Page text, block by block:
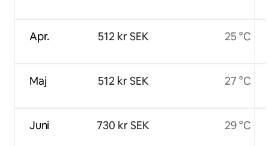
Apr.
Maj
Juni
512 kr SEK
512 kr SEK
730 kr SEK
25 °C
27 °C
29 °C